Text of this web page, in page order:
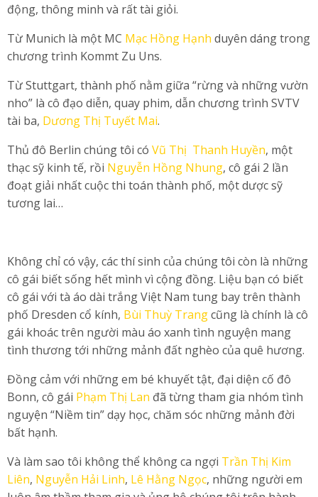
động, thông minh và rất tài giỏi.
Từ Munich là một MC Mạc Hồng Hạnh duyên dáng trong
chương trình Kommt Zu Uns.
Từ Stuttgart, thành phố nằm giữa “rừng và những vườn
nho” là cô đạo diễn, quay phim, dẫn chương trình SVTV
tài ba, Dương Thị Tuyết Mai.
Thủ đô Berlin chúng tôi có Vũ Thị Thanh Huyền, một
thạc sỹ kinh tế, rồi Nguyễn Hồng Nhung, cô gái 2 lần
đoạt giải nhất cuộc thi toán thành phố, một dược sỹ
tương lai…
Không chỉ có vậy, các thí sinh của chúng tôi còn là những
cô gái biết sống hết mình vì cộng đồng. Liệu bạn có biết
cô gái với tà áo dài trắng Việt Nam tung bay trên thành
phố Dresden cổ kính, Bùi Thuỳ Trangcũng là chính là cô
gái khoác trên người màu áo xanh tình nguyện mang
tình thương tới những mảnh đất nghèo của quê hương.
Đồng cảm với những em bé khuyết tật, đại diện cố đô
Bonn, cô gái Phạm Thị Lan đã từng tham gia nhóm tình
nguyện “Niềm tin” dạy học, chăm sóc những mảnh đời
bất hạnh.
Và làm sao tôi không thể không ca ngợi Trần Thị Kim
Liên, Nguyễn Hải Linh, Lê Hằng Ngọc, những người em